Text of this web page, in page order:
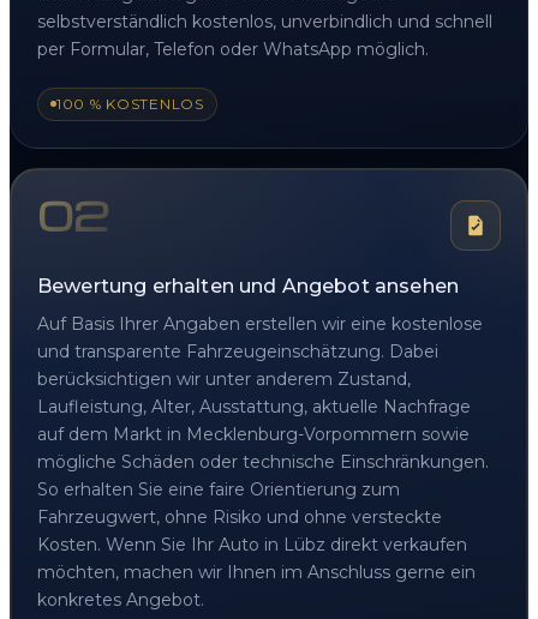
selbstverständlich kostenlos, unverbindlich und schnell
per Formular, Telefon oder WhatsApp möglich.
100 % KOSTENLOS
02
Bewertung erhalten und Angebot ansehen
Auf Basis Ihrer Angaben erstellen wir eine kostenlose
und transparente Fahrzeugeinschätzung. Dabei
berücksichtigen wir unter anderem Zustand,
Laufleistung, Alter, Ausstattung, aktuelle Nachfrage
auf dem Markt in Mecklenburg-Vorpommern sowie
mögliche Schäden oder technische Einschränkungen.
So erhalten Sie eine faire Orientierung zum
Fahrzeugwert, ohne Risiko und ohne versteckte
Kosten. Wenn Sie Ihr Auto in Lübz direkt verkaufen
möchten, machen wir Ihnen im Anschluss gerne ein
konkretes Angebot.